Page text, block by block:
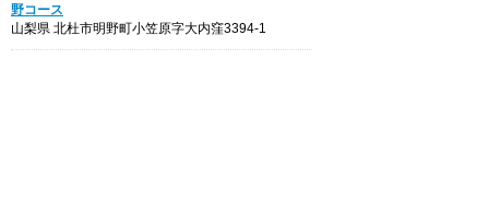
野コース
山梨県 北杜市明野町小笠原字大内窪3394-1